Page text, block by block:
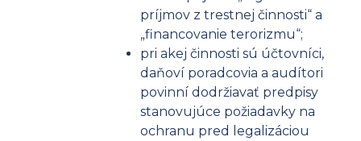
príjmov z trestnej činnosti“ a
„financovanie terorizmu“;
pri akej činnosti sú účtovníci,
daňoví poradcovia a audítori
povinní dodržiavať predpisy
stanovujúce požiadavky na
ochranu pred legalizáciou